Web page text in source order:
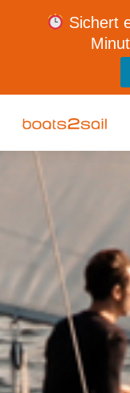
Sichert